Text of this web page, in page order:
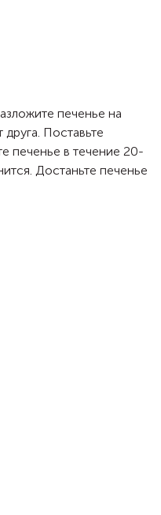
печенье на
Поставьте
печенье в течение 20-
Достаньте печенье